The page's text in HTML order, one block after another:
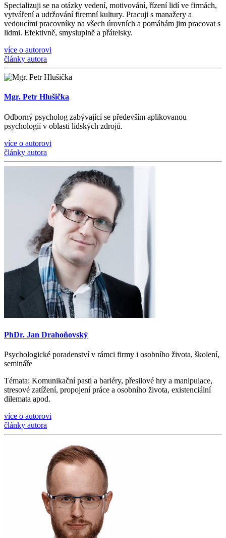
Specializuji se na otázky vedení, motivování, řízení lidí ve firmách,
vytváření a udržování firemní kultury. Pracuji s manažery a
vedoucími pracovníky na všech úrovních a pomáhám jim pracovat s
lidmi. Efektivně, smysluplně a přátelsky.
více o autorovi
články autora
Mgr. Petr Hlušička
Odborný psycholog zabývající se především aplikovanou
psychologií v oblasti lidských zdrojů.
více o autorovi
články autora
PhDr. Jan Drahoňovský
Psychologické poradenství v rámci firmy i osobního života, školení,
semináře
Témata: Komunikačnípasti a bariéry, přesilové hry a manipulace,
stresové zatížení, propojenípráce a osobního života, existenciální
dilemata apod.
více o autorovi
články autora